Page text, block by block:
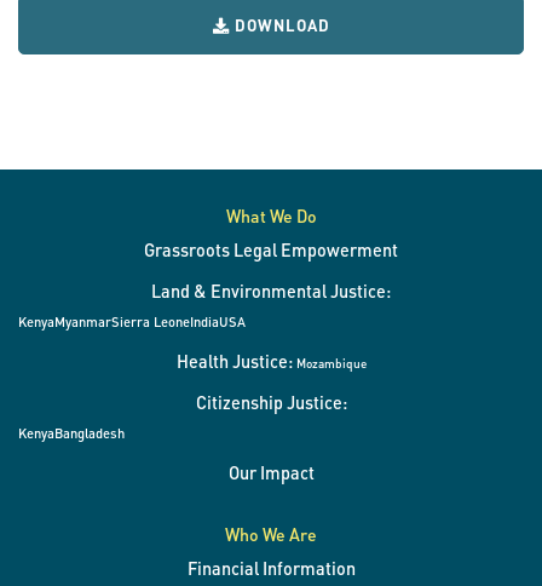
DOWNLOAD
What We Do
Grassroots Legal Empowerment
Land & Environmental Justice:
KenyaMyanmarSierra LeoneIndiaUSA
Health Justice: Mozambique
Citizenship Justice:
KenyaBangladesh
Our Impact
Who We Are
Financial Information